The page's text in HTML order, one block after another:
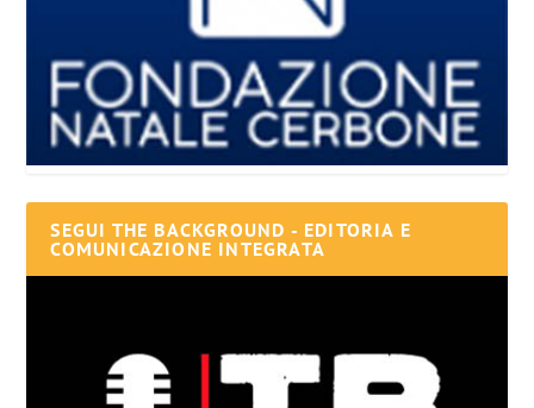
SEGUI THE BACKGROUND - EDITORIA E
COMUNICAZIONE INTEGRATA